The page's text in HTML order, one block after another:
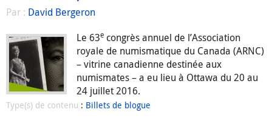
Par : David Bergeron
Le 63e congrès annuel de l’Association
royale de numismatique du Canada (ARNC)
– vitrine canadienne destinée aux
numismates – a eu lieu à Ottawa du 20 au
24 juillet 2016.
Type(s) de contenu : Billets de blogue